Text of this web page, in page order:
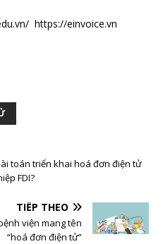
https://einvoice.vn
toán triển khai hoá đơn điện tử
FDI?
TIẾP THEO
viện mang tên
“hoá đơn điện tử”